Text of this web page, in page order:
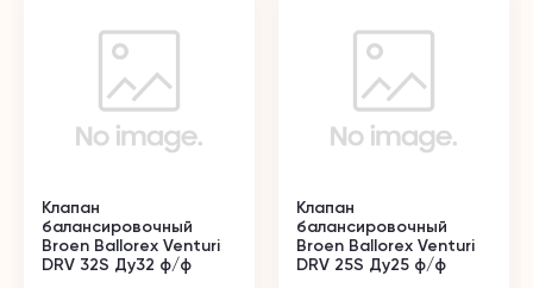
Клапан
балансировочный
Broen Ballorex Venturi
DRV 32S Ду32 ф/ф
Клапан
балансировочный
Broen Ballorex Venturi
DRV 25S Ду25 ф/ф